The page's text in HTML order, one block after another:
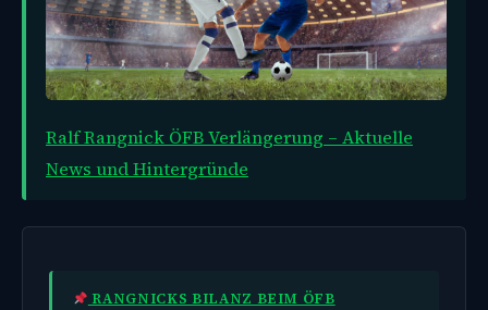
Ralf Rangnick ÖFB Verlängerung – Aktuelle
News und Hintergründe
RANGNICKS BILANZ BEIM ÖFB